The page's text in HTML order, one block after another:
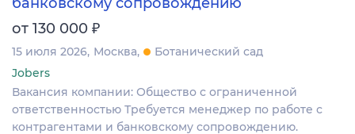
от 130 000 ₽
15 июля 2026 Москва
Ботанический сад
Jobers
Вакансия компании: Общество с ограниченной
ответственностью Требуется менеджер по работе с
контрагентами и банковскому сопровождению.